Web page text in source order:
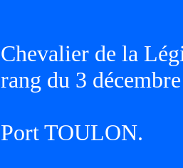
Chevalier de la
rang du 3
Port TOULON.